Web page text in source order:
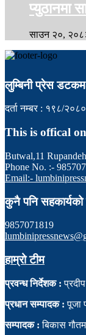
प्युठानमा
साउन २०,
लुम्बिनी प्रेस
दर्ता नम्बर : १९८/
This is offical
Butwal,11
Phone No. :-
Email:-
कुनै पनि सहकार्यको
9857071819
हाम्रो टीम
प्रवन्ध निर्देशक :
प्रधान सम्पादक : पूजा
सम्पादक :बिकास गौतम